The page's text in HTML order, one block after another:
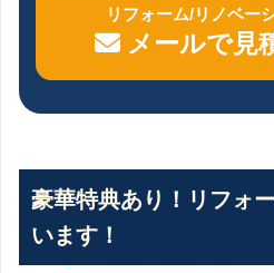
リフォーム/リノベー
メールで見
豪華特典あり！リフォ
います！